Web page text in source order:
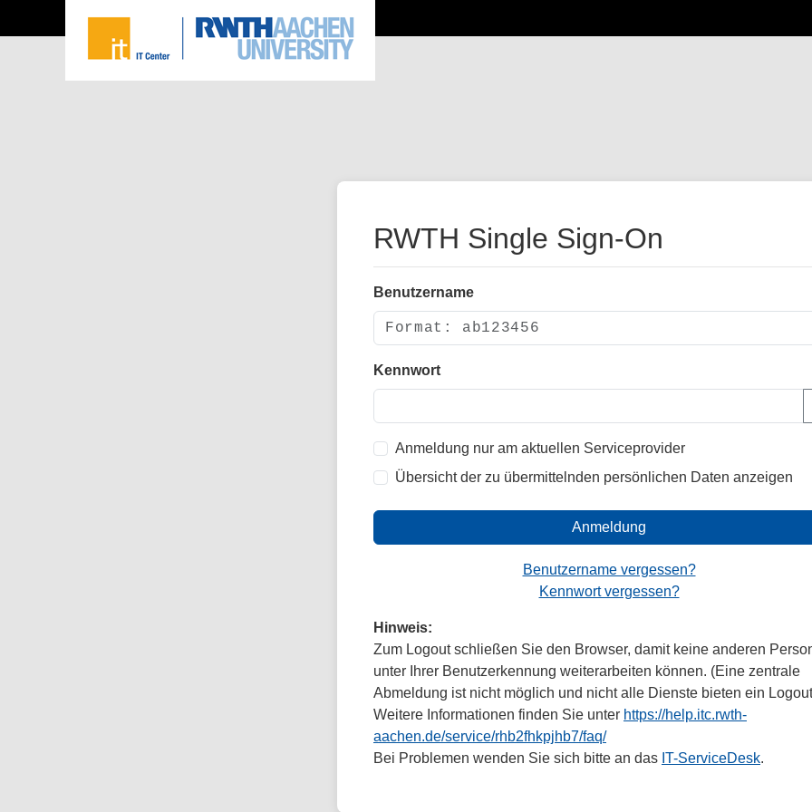
RWTH Single Sign-On
Benutzername
Kennwort
Anmeldung nur am aktuellen Serviceprovider
Übersicht der zu übermittelnden persönlichen Daten anzeigen
Anmeldung
Benutzername vergessen?
Kennwort vergessen?
Hinweis:
Zum Logout schließen Sie den Browser, damit keine anderen
unter Ihrer Benutzerkennung weiterarbeiten können. (Eine zentrale
Abmeldung ist nicht möglich und nicht alle Dienste bieten ein
Weitere Informationen finden Sie unter https://help.itc.rwth-
aachen.de/service/rhb2fhkpjhb7/faq/
Bei Problemen wenden Sie sich bitte an das IT-ServiceDesk.